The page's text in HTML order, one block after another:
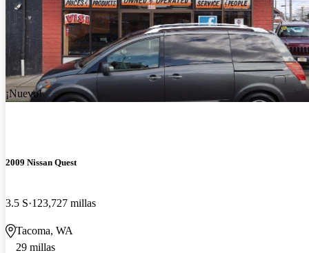
¡Nuevo!
2009 Nissan Quest
3.5 S 123,727 millas
Tacoma, WA
29 millas